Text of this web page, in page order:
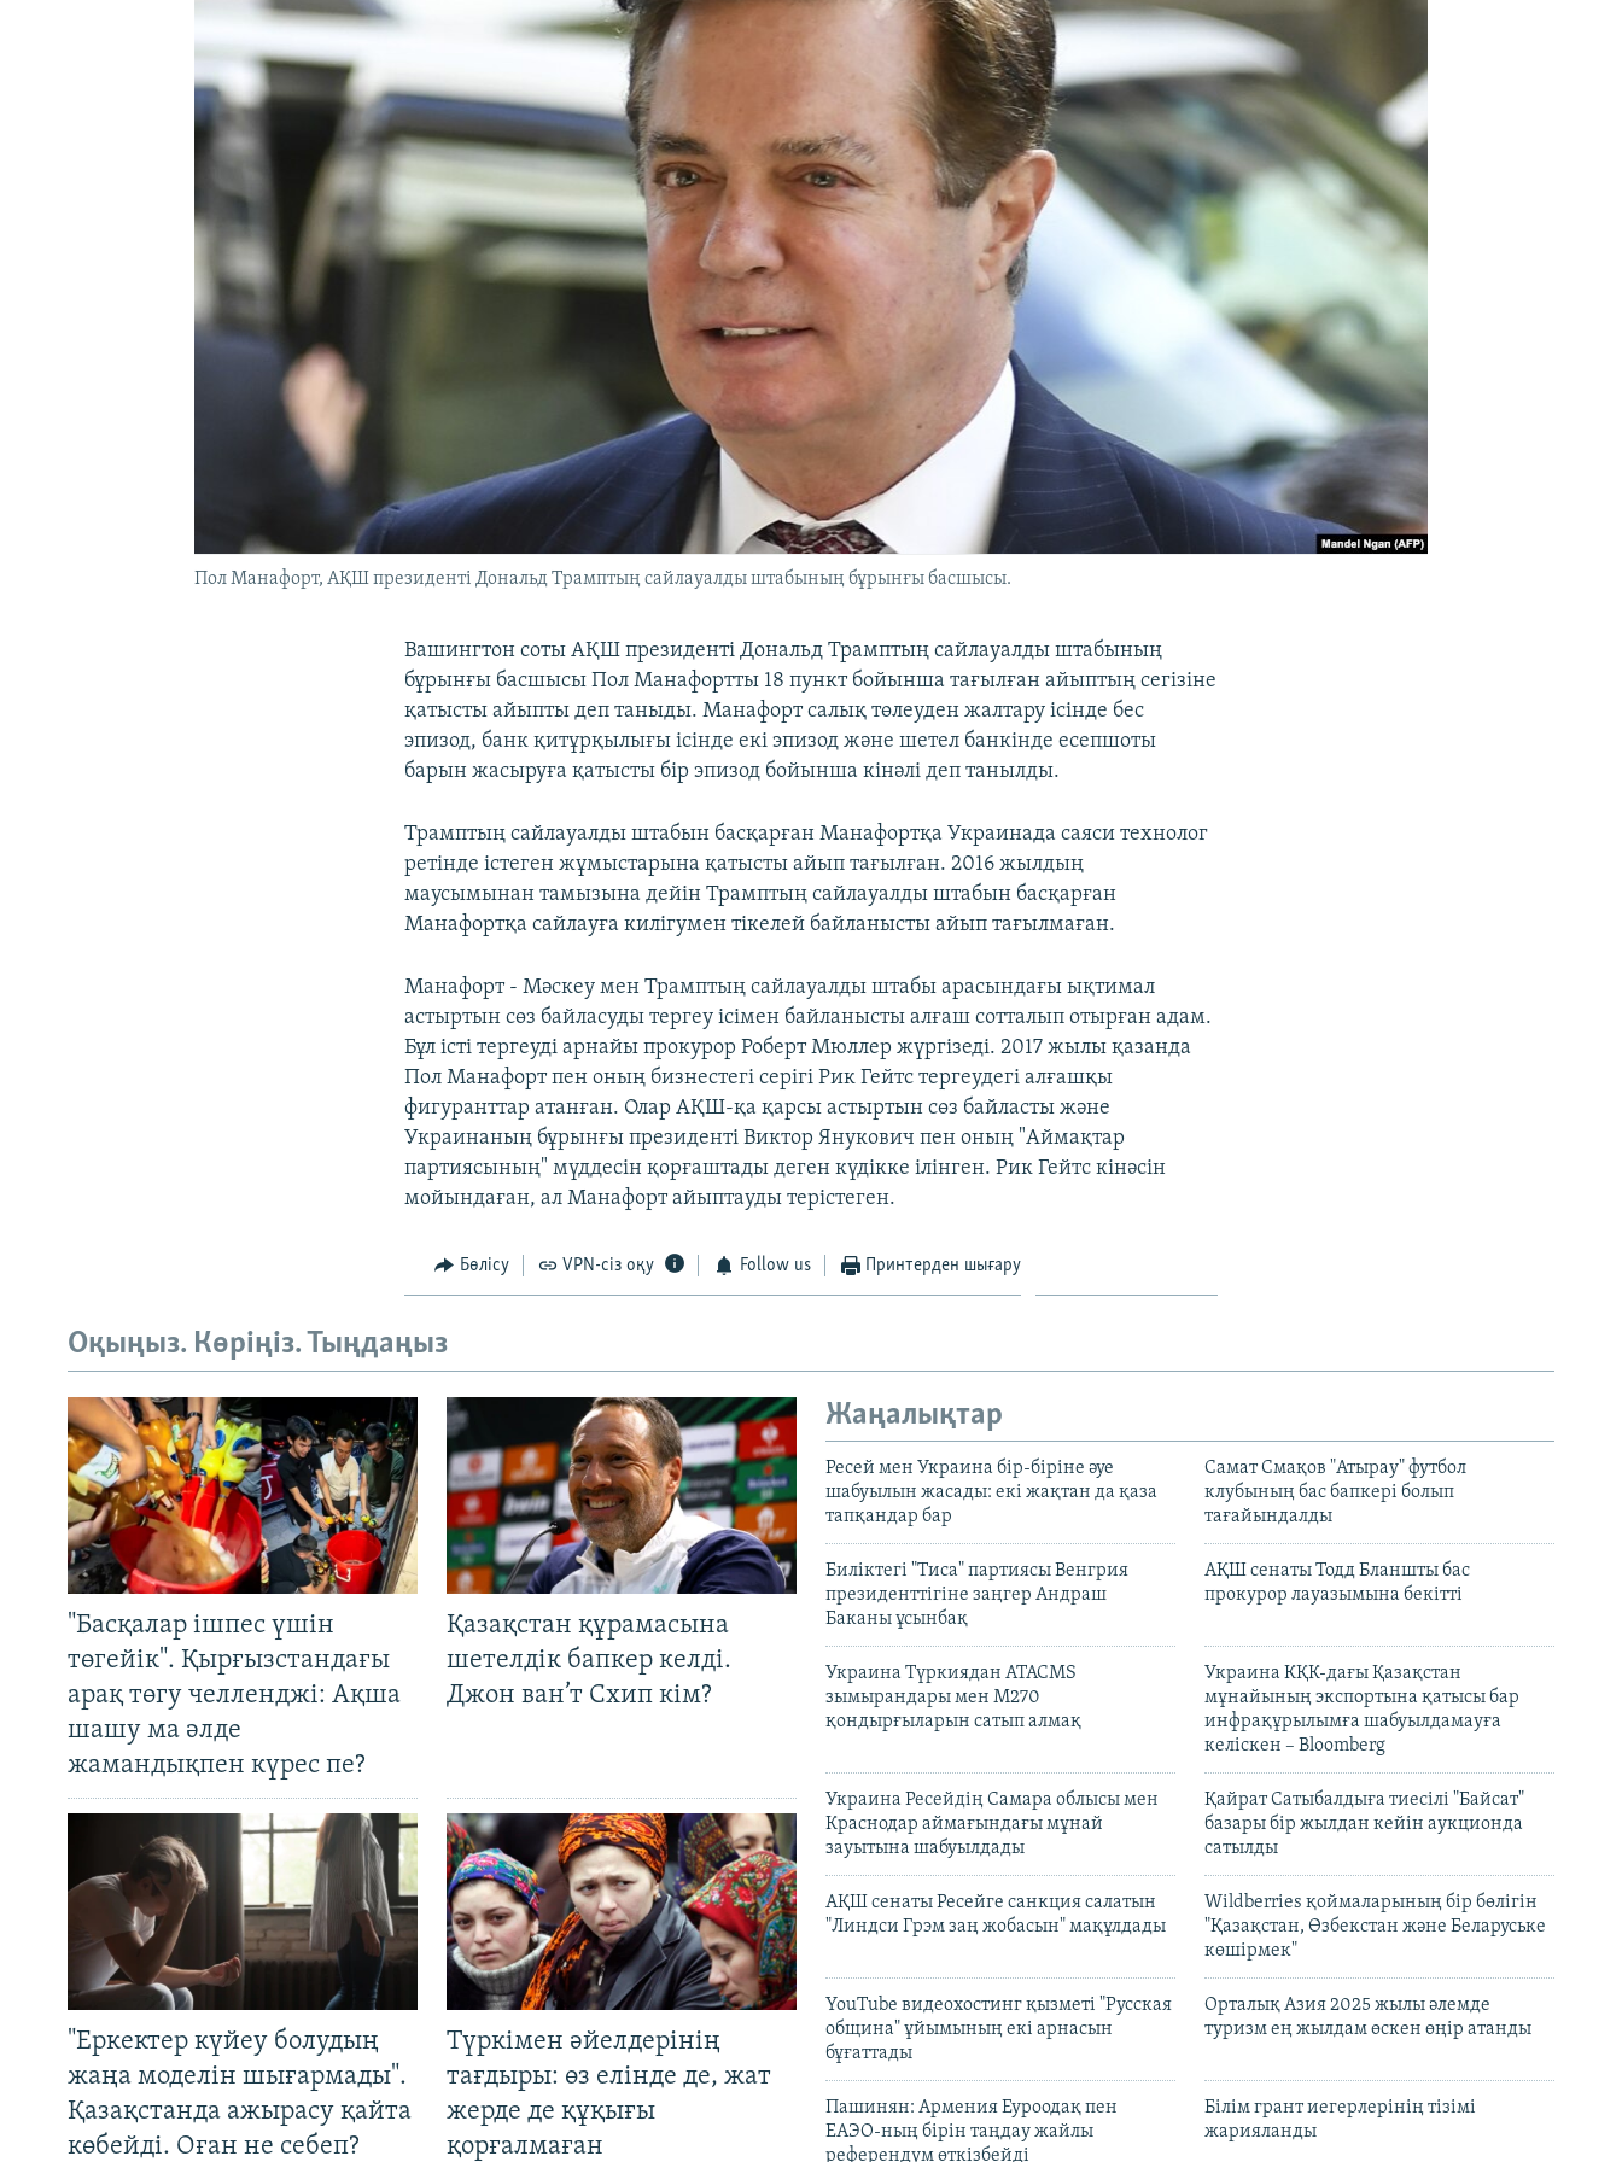
Пол Манафорт, АҚШ президенті Дональд Трамптың сайлауалды штабының бұрынғы басшысы.
Вашингтон соты АҚШ президенті Дональд Трамптың сайлауалды штабының
бұрынғы басшысы Пол Манафортты 18 пункт бойынша тағылған айыптың сегізіне
қатысты айыпты деп таныды. Манафорт салық төлеуден жалтару ісінде бес
эпизод, банк қитұрқылығы ісінде екі эпизод және шетел банкінде есепшоты
барын жасыруға қатысты бір эпизод бойынша кінәлі деп танылды.
Трамптың сайлауалды штабын басқарған Манафортқа Украинада саяси технолог
ретінде істеген жұмыстарына қатысты айып тағылған. 2016 жылдың
маусымынан тамызына дейін Трамптың сайлауалды штабын басқарған
Манафортқа сайлауға килігумен тікелей байланысты айып тағылмаған.
Манафорт - Мәскеу мен Трамптың сайлауалды штабы арасындағы ықтимал
астыртын сөз байласуды тергеу ісімен байланысты алғаш сотталып отырған адам.
Бұл істі тергеуді арнайы прокурор Роберт Мюллер жүргізеді. 2017 жылы қазанда
Пол Манафорт пен оның бизнестегі серігі Рик Гейтс тергеудегі алғашқы
фигуранттар атанған. Олар АҚШ-қа қарсы астыртын сөз байласты және
Украинаның бұрынғы президенті Виктор Янукович пен оның "Аймақтар
партиясының" мүддесін қорғаштады деген күдікке ілінген. Рик Гейтс кінәсін
мойындаған, ал Манафорт айыптауды терістеген.
Бөлісу VPN-сіз оқу Follow us Принтерден шығару
Оқыңыз. Көріңіз. Тыңдаңыз
"Басқалар ішпес үшін
төгейік". Қырғызстандағы
арақ төгу челленджі: Ақша
шашу ма әлде
жамандықпен күрес пе?
Қазақстан құрамасына
шетелдік бапкер келді.
Джон ван’т Схип кім?
"Еркектер күйеу болудың
жаңа моделін шығармады".
Қазақстанда ажырасу қайта
көбейді. Оған не себеп?
Түркімен әйелдерінің
тағдыры: өз елінде де, жат
жерде де құқығы
қорғалмаған
Жаңалықтар
Ресей мен Украина бір-біріне әуе
шабуылын жасады: екі жақтан да қаза
тапқандар бар
Самат Смақов "Атырау" футбол
клубының бас бапкері болып
тағайындалды
Биліктегі "Тиса" партиясы Венгрия
президенттігіне заңгер Андраш
Баканы ұсынбақ
АҚШ сенаты Тодд Бланшты бас
прокурор лауазымына бекітті
Украина Түркиядан ATACMS
зымырандары мен M270
қондырғыларын сатып алмақ
Украина КҚК-дағы Қазақстан
мұнайының экспортына қатысы бар
инфрақұрылымға шабуылдамауға
келіскен – Bloomberg
Украина Ресейдің Самара облысы мен
Краснодар аймағындағы мұнай
зауытына шабуылдады
Қайрат Сатыбалдыға тиесілі "Байсат"
базары бір жылдан кейін аукционда
сатылды
АҚШ сенаты Ресейге санкция салатын
"Линдси Грэм заң жобасын" мақұлдады
Wildberries қоймаларының бір бөлігін
"Қазақстан, Өзбекстан және Беларуське
көшірмек"
YouTube видеохостинг қызметі "Русская
община" ұйымының екі арнасын
бұғаттады
Орталық Азия 2025 жылы әлемде
туризм ең жылдам өскен өңір атанды
Пашинян: Армения Еуроодақ пен
ЕАЭО-ның бірін таңдау жайлы
референдум өткізбейді
Білім грант иегерлерінің тізімі
жарияланды